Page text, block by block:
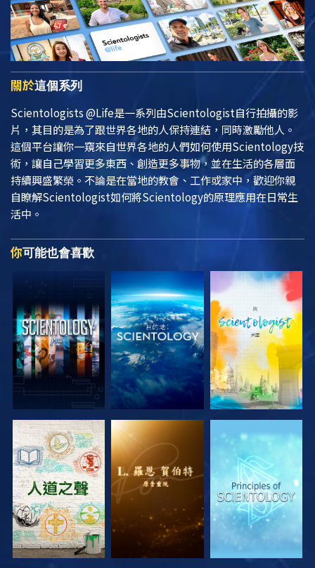
關於這個系列
Scientologists @Life是一系列由Scientologist自行拍攝的影
片，其目的是為了跟世界各地的人保持連結，同時激勵他人。
這個平台讓你一窺來自世界各地的人們如何使用Scientology技
術，讓自己學習更多東西、創造更多事物，並在生活的各層面
持續興盛繁榮。不論是在當地的教會、工作或家中，歡迎你親
自瞭解Scientologist如何將Scientology的原理應用在日常生
活中。
你可能也會喜歡
探索系列節目 探索系列節目 探索系列節目